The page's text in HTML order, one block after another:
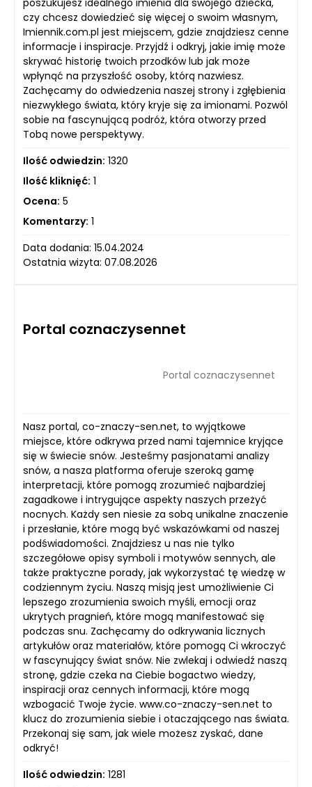
poszukujesz idealnego imienia dla swojego dziecka,
czy chcesz dowiedzieć się więcej o swoim własnym,
Imiennik.com.pl jest miejscem, gdzie znajdziesz cenne
informacje i inspiracje. Przyjdź i odkryj, jakie imię może
skrywać historię twoich przodków lub jak może
wpłynąć na przyszłość osoby, którą nazwiesz.
Zachęcamy do odwiedzenia naszej strony i zgłębienia
niezwykłego świata, który kryje się za imionami. Pozwól
sobie na fascynującą podróż, która otworzy przed
Tobą nowe perspektywy.
Ilość odwiedzin: 1320
Ilość kliknięć: 1
Ocena: 5
Komentarzy: 1
Data dodania: 15.04.2024
Ostatnia wizyta: 07.08.2026
Portal coznaczysennet
Portal coznaczysennet
Nasz portal, co-znaczy-sen.net, to wyjątkowe
miejsce, które odkrywa przed nami tajemnice kryjące
się w świecie snów. Jesteśmy pasjonatami analizy
snów, a nasza platforma oferuje szeroką gamę
interpretacji, które pomogą zrozumieć najbardziej
zagadkowe i intrygujące aspekty naszych przeżyć
nocnych. Każdy sen niesie za sobą unikalne znaczenie
i przesłanie, które mogą być wskazówkami od naszej
podświadomości. Znajdziesz u nas nie tylko
szczegółowe opisy symboli i motywów sennych, ale
także praktyczne porady, jak wykorzystać tę wiedzę w
codziennym życiu. Naszą misją jest umożliwienie Ci
lepszego zrozumienia swoich myśli, emocji oraz
ukrytych pragnień, które mogą manifestować się
podczas snu. Zachęcamy do odkrywania licznych
artykułów oraz materiałów, które pomogą Ci wkroczyć
w fascynujący świat snów. Nie zwlekaj i odwiedź naszą
stronę, gdzie czeka na Ciebie bogactwo wiedzy,
inspiracji oraz cennych informacji, które mogą
wzbogacić Twoje życie. www.co-znaczy-sen.net to
klucz do zrozumienia siebie i otaczającego nas świata.
Przekonaj się sam, jak wiele możesz zyskać, dane
odkryć!
Ilość odwiedzin: 1281